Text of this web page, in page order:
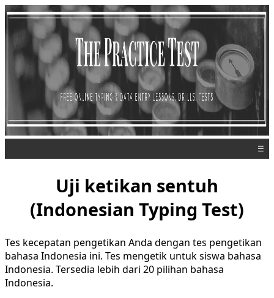
☰
Uji ketikan sentuh
(Indonesian Typing Test)
Tes kecepatan pengetikan Anda dengan tes pengetikan
bahasa Indonesia ini. Tes mengetik untuk siswa bahasa
Indonesia. Tersedia lebih dari 20 pilihan bahasa
Indonesia.